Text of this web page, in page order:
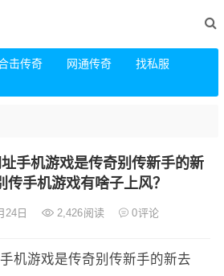
击传奇 网通传奇
找私服
手机游戏是传奇别传新手的新
传手机游戏有啥子上风？
24日 2,426阅读 0评论
机游戏是传奇别传新手的新去